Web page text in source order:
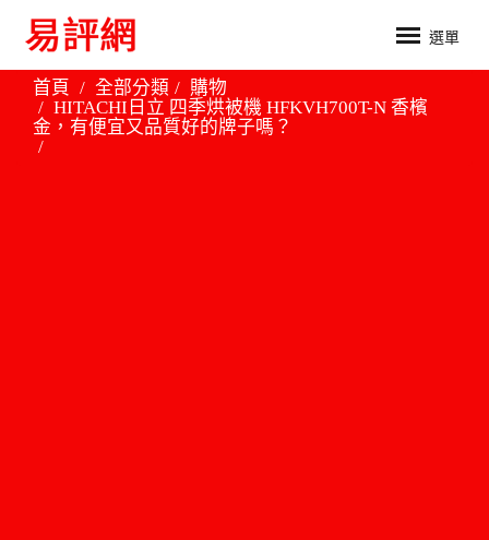
選單
首頁 全部分類
購物
HITACHI日立 四季烘被機 HFKVH700T-N 香檳
金，有便宜又品質好的牌子嗎？